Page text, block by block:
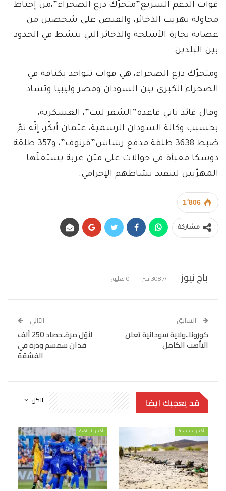
قوات الدعم السريع”متحرّك درع الصحراء”،من إحباط
محاولة تهريب الذخائر، والقبض على شخصين من
عصابة تجارة الأسلحة والذخائر التي تنشط في الحدود
بين البلدين.
ومتحرّك درع الصحراء، هي قوات تتواجد بكثافة في
الصحراء الكبرى بين السودان ومصر وليبيا وتشاد.
وقال قائد ثاني قاعدة”الشفر ليت”، العسكرية،
بحسبب وكالة السودان الرسمية، عثمان أبكّر، إنّه تمّ
ضبط 3638 طلقة مدفع رشاش”قرنوف”، و357 طلقة
دوشكا معبأة في جوالات على متن عربة يستغلّها
المهرّبين لتنفيذ نشاطهم الإجرامي.
1٬806
مشاركة
باج نيوز 30874 خبر 0 تعليق
السابق
كورونا..ولاية سودانية تعلن
التأهب الكامل
التالي
لأوّل مرة..حصاد 250 ألف
فدان سمسم وذرة في
الفشقة
الكل قد يعجبك ايضا
أخبار سياسية أخبار الرياضة